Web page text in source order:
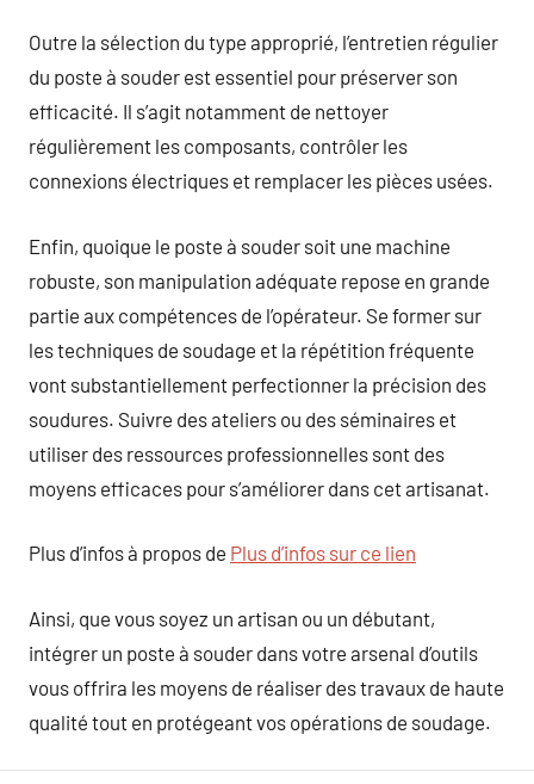
Outre la sélection du type approprié, l’entretien régulier
du poste à souder est essentiel pour préserver son
efficacité. Il s’agit notamment de nettoyer
régulièrement les composants, contrôler les
connexions électriques et remplacer les pièces usées.
Enfin, quoique le poste à souder soit une machine
robuste, son manipulation adéquate repose en grande
partie aux compétences de l’opérateur. Se former sur
les techniques de soudage et la répétition fréquente
vont substantiellement perfectionner la précision des
soudures. Suivre des ateliers ou des séminaires et
utiliser des ressources professionnelles sont des
moyens efficaces pour s’améliorer dans cet artisanat.
Plus d’infos à propos de Plus d’infos sur ce lien
Ainsi, que vous soyez un artisan ou un débutant,
intégrer un poste à souder dans votre arsenal d’outils
vous offrira les moyens de réaliser des travaux de haute
qualité tout en protégeant vos opérations de soudage.